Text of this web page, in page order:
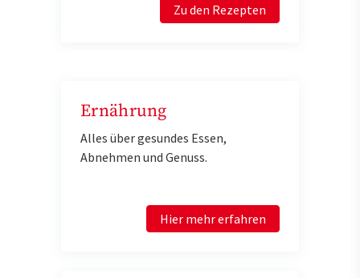
Zu den Rezepten
Ernährung
Alles über gesundes Essen,
Abnehmen und Genuss.
Hier mehr erfahren